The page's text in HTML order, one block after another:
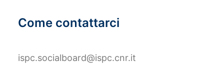
Come contattarci
ispc.socialboard@ispc.cnr.it